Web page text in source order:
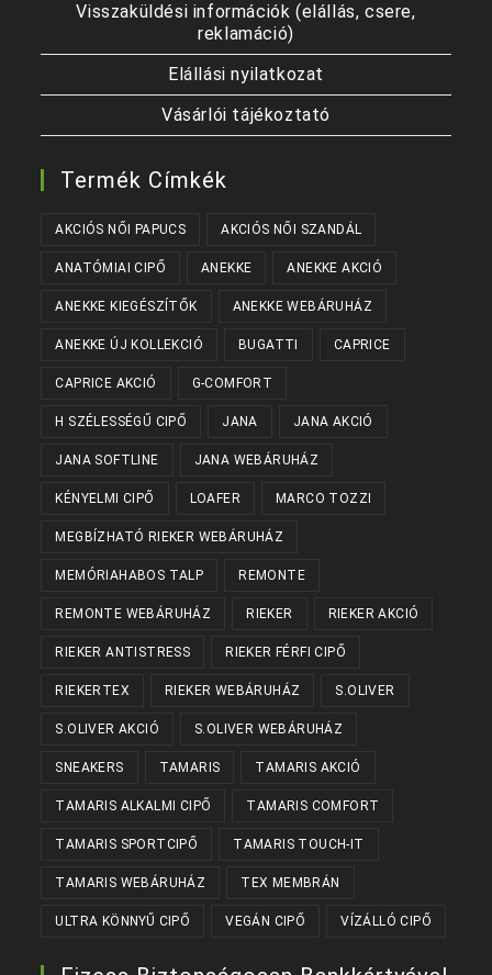
Visszaküldési információk (elállás, csere,
reklamáció)
Elállási nyilatkozat
Vásárlói tájékoztató
Termék Címkék
AKCIÓS NŐI PAPUCS AKCIÓS NŐI SZANDÁL
ANATÓMIAI CIPŐ ANEKKE ANEKKE AKCIÓ
ANEKKE KIEGÉSZÍTŐK ANEKKE WEBÁRUHÁZ
ANEKKE ÚJ KOLLEKCIÓ BUGATTI CAPRICE
CAPRICE AKCIÓ G-COMFORT
H SZÉLESSÉGŰ CIPŐ JANA JANA AKCIÓ
JANA SOFTLINE JANA WEBÁRUHÁZ
KÉNYELMI CIPŐ LOAFER MARCO TOZZI
MEGBÍZHATÓ RIEKER WEBÁRUHÁZ
MEMÓRIAHABOS TALP REMONTE
REMONTE WEBÁRUHÁZ RIEKER RIEKER AKCIÓ
RIEKER ANTISTRESS RIEKER FÉRFI CIPŐ
RIEKERTEX RIEKER WEBÁRUHÁZ S.OLIVER
S.OLIVER AKCIÓ S.OLIVER WEBÁRUHÁZ
SNEAKERS TAMARIS TAMARIS AKCIÓ
TAMARIS ALKALMI CIPŐ TAMARIS COMFORT
TAMARIS SPORTCIPŐ TAMARIS TOUCH-IT
TAMARIS WEBÁRUHÁZ TEX MEMBRÁN
ULTRA KÖNNYŰ CIPŐ VEGÁN CIPŐ VÍZÁLLÓ CIPŐ